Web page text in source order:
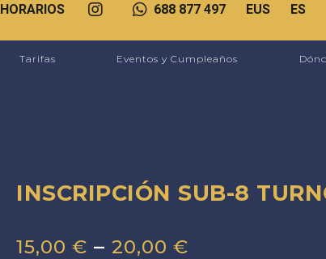
HORARIOS 688 877 497 EUS ES
Tarifas Eventos y Cumpleaños
INSCRIPCIÓN SUB-8
15,00 € – 20,00 €